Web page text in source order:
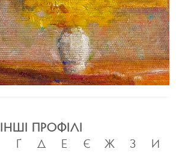
ІНШІ ПРОФІЛІ
Ґ Д Е Є Ж З
И